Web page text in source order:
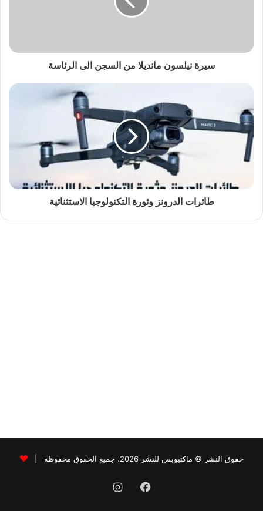
سيرة نيلسون مانديلا من السجن الى الرئاسة
طائرات الدرونز وثورة التكنولوجيا الاستثنائية
حقوق النشر © ماكتيوبس للنشر 2026، جميع الحقوق محفوظة |
فيسبوكانستقرام